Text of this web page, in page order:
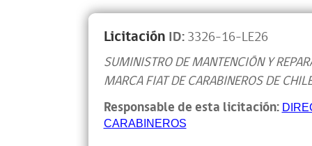
Licitación ID:3326-16-LE26
SUMINISTRO DE MANTENCIÓN Y
MARCA FIAT DE CARABINEROS DE
Responsable de esta licitación:
CARABINEROS